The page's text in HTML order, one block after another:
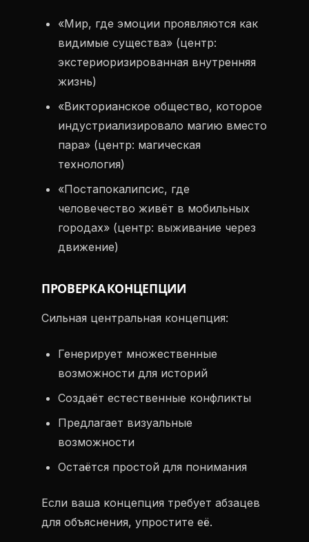
«Мир, где эмоции проявляются как
видимые существа» (центр:
экстериоризированная внутренняя
жизнь)
«Викторианское общество, которое
индустриализировало магию вместо
пара» (центр: магическая
технология)
«Постапокалипсис, где
человечество живёт в мобильных
городах» (центр: выживание через
движение)
ПРОВЕРКА КОНЦЕПЦИИ
Сильная центральная концепция:
Генерирует множественные
возможности для историй
Создаёт естественные конфликты
Предлагает визуальные
возможности
Остаётся простой для понимания
Если ваша концепция требует абзацев
для объяснения, упростите её.